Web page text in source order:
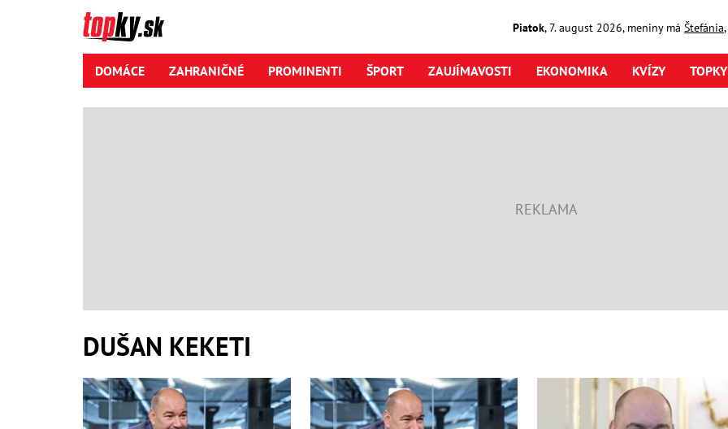
Piatok,7. august2026, meniny má Štefánia
DOMÁCE ZAHRANIČNÉ PROMINENTI ŠPORT ZAUJÍMAVOSTI EKONOMIKA KVÍZY
DUŠAN KEKETI